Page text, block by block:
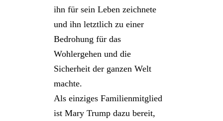
ihn für sein Leben zeichnete
und ihn letztlich zu einer
Bedrohung für das
Wohlergehen und die
Sicherheit der ganzen Welt
machte.
Als einziges Familienmitglied
ist Mary Trump dazu bereit,